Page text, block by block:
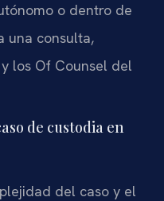
o dentro de
una consulta,
los Of Counsel del
de custodia en
del caso y el